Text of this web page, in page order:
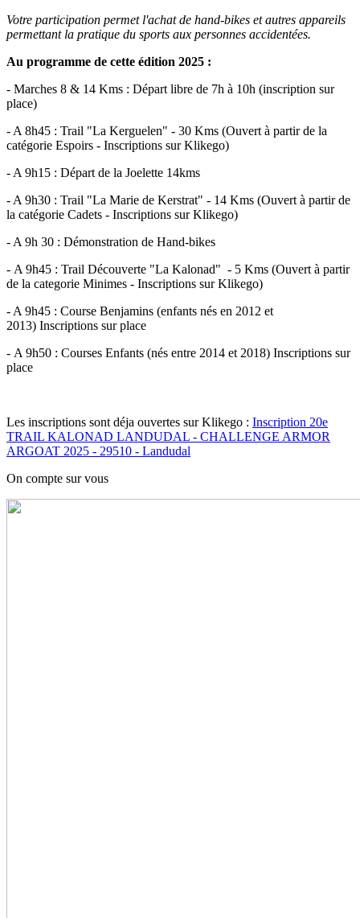
Votre participation permet l'achat de hand-bikes et autres appareils
permettant la pratique du sports aux personnes accidentées.
Au programme de cette édition 2025 :
- Marches 8 & 14 Kms : Départ libre de 7h à 10h (inscription sur
place)
- A 8h45 : Trail "La Kerguelen" - 30 Kms (Ouvert à partir de la
catégorie Espoirs - Inscriptions sur Klikego)
- A 9h15 : Départ de la Joelette 14kms
- A 9h30 : Trail "La Marie de Kerstrat" - 14 Kms (Ouvert à partir de
la catégorie Cadets - Inscriptions sur Klikego)
- A 9h 30 : Démonstration de Hand-bikes
- A 9h45 : Trail Découverte "La Kalonad" - 5 Kms (Ouvert à partir
de la categorie Minimes - Inscriptions sur Klikego)
- A 9h45 : Course Benjamins (enfants nés en 2012 et
2013) Inscriptions sur place
- A 9h50 : Courses Enfants (nés entre 2014 et 2018) Inscriptions sur
place
Les inscriptions sont déja ouvertes sur Klikego : Inscription 20e
TRAIL KALONAD LANDUDAL - CHALLENGE ARMOR
ARGOAT 2025 - 29510 - Landudal
On compte sur vous